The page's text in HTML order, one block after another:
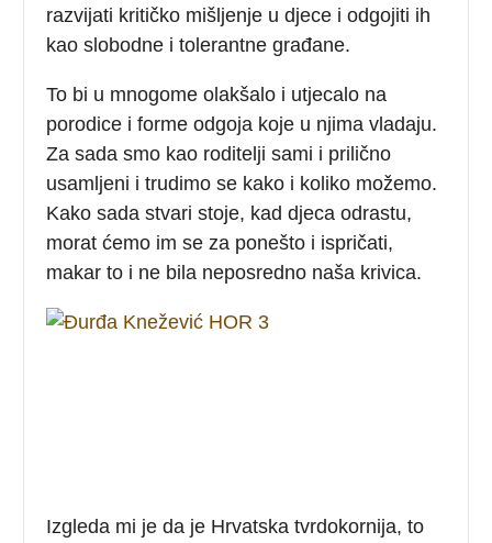
razvijati kritičko mišljenje u djece i odgojiti ih
kao slobodne i tolerantne građane.
To bi u mnogome olakšalo i utjecalo na
porodice i forme odgoja koje u njima vladaju.
Za sada smo kao roditelji sami i prilično
usamljeni i trudimo se kako i koliko možemo.
Kako sada stvari stoje, kad djeca odrastu,
morat ćemo im se za ponešto i ispričati,
makar to i ne bila neposredno naša krivica.
Izgleda mi je da je Hrvatska tvrdokornija, to